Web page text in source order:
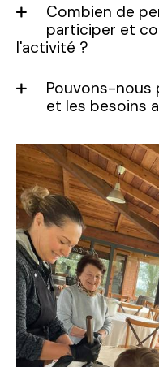
Combien de
participer et
l'activité ?
Pouvons-nous
et les besoins